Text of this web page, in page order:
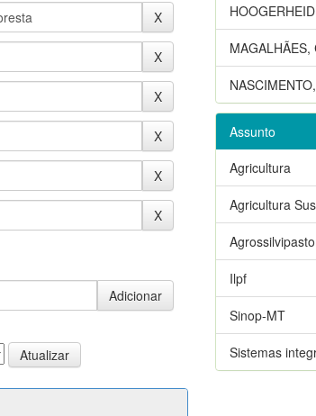
MAGALHÃES,
Assunto
Agricultura
Agricultura
Ilpf
Sinop-MT
Sistemas